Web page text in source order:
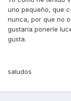
uno pequeño, que
nunca, por que no
gustaría ponerle
gusta.
saludos